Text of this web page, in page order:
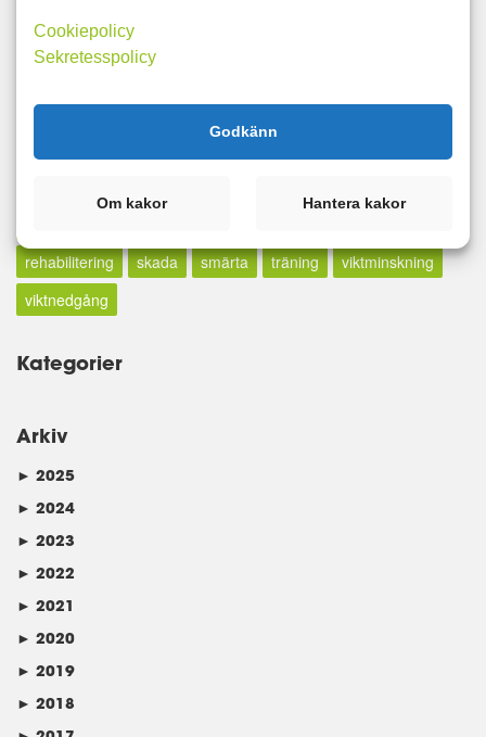
Sök
Taggar
rehabilitering
skada smärta träning
viktminskning
viktnedgång
Kategorier
Arkiv
► 2025
► 2024
► 2023
► 2022
► 2021
► 2020
► 2019
► 2018
Cookiepolicy
Sekretesspolicy
Godkänn
Om kakor Hantera kakor